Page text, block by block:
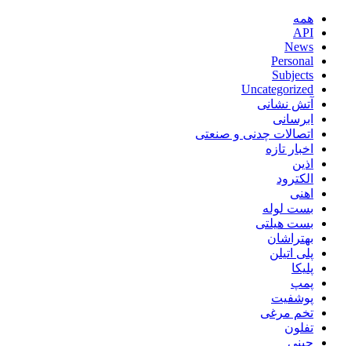
همه
API
News
Personal
Subjects
Uncategorized
آتش نشانی
ابرسانی
اتصالات چدنی و صنعتی
اخبار تازه
اذین
الکترود
اهنی
بست لوله
بست هیلتی
بهتراشان
پلی اتیلن
پلیکا
پمپ
پوشفیت
تخم مرغی
تفلون
چینی